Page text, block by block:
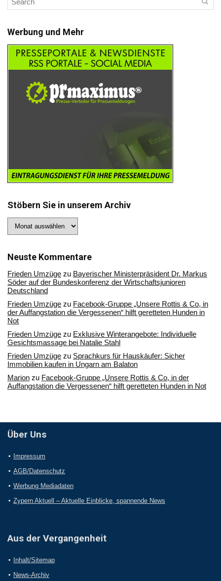
Werbung und Mehr
Stöbern Sie in unserem Archiv
Sie
Archiv
Neuste Kommentare
Frieden Umzüge zu Bayerischer Ministerpräsident Dr. Markus
Söder auf der Bundeskonferenz der Wirtschaftsjunioren
Deutschland
Frieden Umzüge zu Facebook-Gruppe „Unsere Rottis & Co, in
der Auffangstation die Vergessenen“ hilft geretteten Hunden in
Not
Frieden Umzüge zu Exklusive Winterangebote: Individuelle
Gesichtsmassage bei Natalie Stahl
Frieden Umzüge zu Sprachkurs für Hauskäufer: Sicher
Immobilien kaufen in Ungarn am Balaton
Marion zu Facebook-Gruppe „Unsere Rottis & Co, in der
Auffangstation die Vergessenen“ hilft geretteten Hunden in Not
Über Uns
Impressum
AGB/Datenschutz
Werbung Mediadaten
Zypern Aktuell – Aktuelle Einblicke, spannende News
Aus der Vergangenheit
Inhalt/Sitemap
News-Archiv